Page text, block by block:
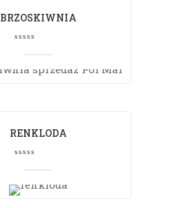
BRZOSKIWNIA
RENKLODA